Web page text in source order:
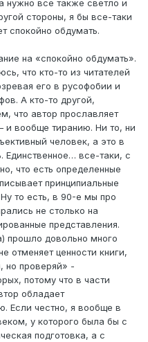
нужно все также светло и
стороны, я бы все-таки
спокойно обдумать.
на «спокойно обдумать».
что кто-то из читателей
его в русофобии и
А кто-то другой,
что автор прославляет
и вообще тиранию. Ни то, ни
человек, а это в
все-таки, с
что есть определенные
принципиальные
то есть, в 90-е мы про
не столько на
представления.
прошло довольно много
отменяет ценности книги,
но проверяй» -
потому что в части
обладает
Если честно, я вообще в
у которого была бы с
подготовка, а с